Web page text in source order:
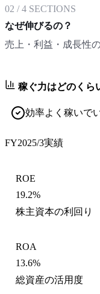
02 /4 SECTIONS
なぜ伸びるの？
売上・利益・成長性
稼ぐ力はどのくら
効率よく稼いで
FY2025/3実績
ROE
19.2%
株主資本の利回り
ROA
13.6%
総資産の活用度